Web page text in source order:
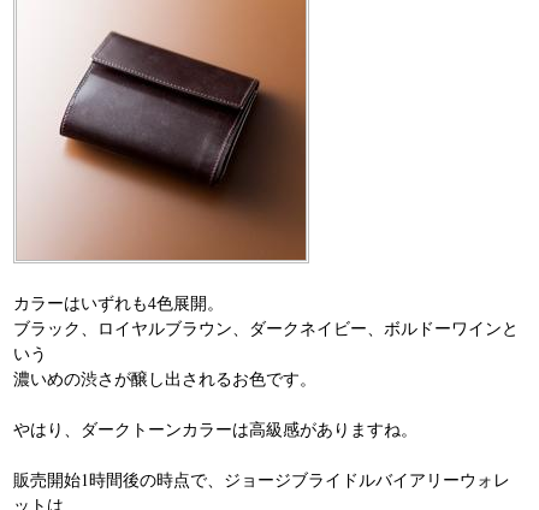
カラーはいずれも4色展開。
ブラック、ロイヤルブラウン、ダークネイビー、ボルドーワインと
いう
濃いめの渋さが醸し出されるお色です。
やはり、ダークトーンカラーは高級感がありますね。
販売開始1時間後の時点で、ジョージブライドルバイアリーウォレ
ットは